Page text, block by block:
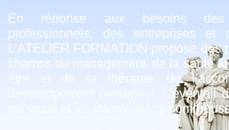
En réponse aux besoins des
professionnels, des entreprises et
L’ATELIER FORMATION propose
champs du management, de la santé
être et de la thérapie, de
développement personnel. L’éventail
est vaste et les interventions